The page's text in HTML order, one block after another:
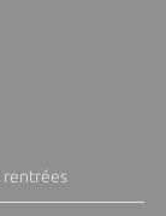
rentrées